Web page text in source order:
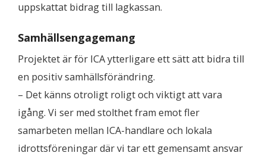
uppskattat bidrag till lagkassan.
Samhällsengagemang
Projektet är för ICA ytterligare ett sätt att bidra till
en positiv samhällsförändring.
– Det känns otroligt roligt och viktigt att vara
igång. Vi ser med stolthet fram emot fler
samarbeten mellan ICA-handlare och lokala
idrottsföreningar där vi tar ett gemensamt ansvar